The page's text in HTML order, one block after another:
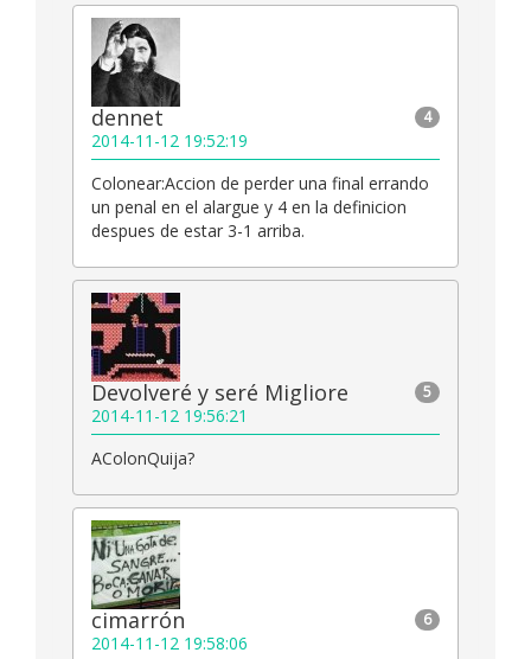
4
dennet
2014-11-12 19:52:19
Colonear:Accion de perder una final errando
un penal en el alargue y 4 en la definicion
despues de estar 3-1 arriba.
5
Devolveré y seré Migliore
2014-11-12 19:56:21
AColonQuija?
6
cimarrón
2014-11-12 19:58:06